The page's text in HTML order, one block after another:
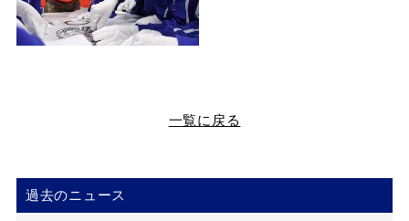
一覧に戻る
過去のニュース